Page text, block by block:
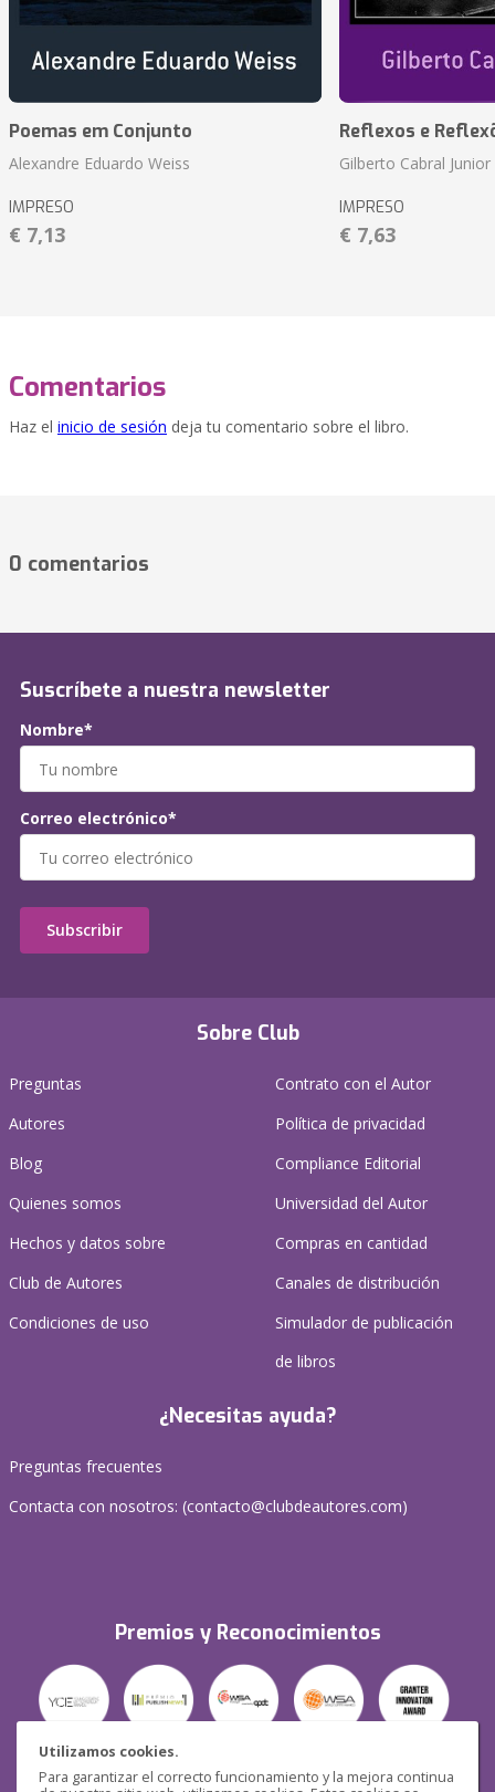
Utilizamos cookies.
Para garantizar el correcto funcionamiento y la mejora continua
Poemas em Conjunto
Alexandre Eduardo Weiss
IMPRESO
€ 7,13
Reflexos e
Gilberto Cabral Junior
IMPRESO
€ 7,63
Comentarios
Haz el inicio de sesión deja tu comentario sobre el libro.
0 comentarios
Sobre Club
Preguntas
Autores
Blog
Quienes somos
Hechos y datos sobre
Club de Autores
Condiciones de uso
Contrato con el Autor
Política de privacidad
Compliance Editorial
Universidad del Autor
Compras en cantidad
Canales de distribución
Simulador de publicación
de libros
¿Necesitas ayuda?
Preguntas frecuentes
Contacta con nosotros: (contacto@clubdeautores.com)
Premios y Reconocimientos
Seguridad
Suscríbete a nuestra newsletter
Nombre*
Correo electrónico*
Subscribir